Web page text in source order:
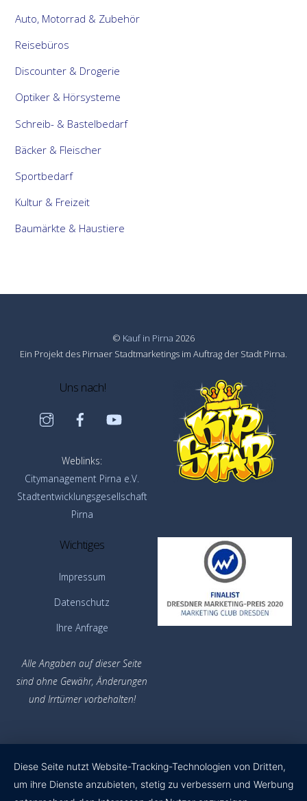
Auto, Motorrad & Zubehör
Reisebüros
Discounter & Drogerie
Optiker & Hörsysteme
Schreib- & Bastelbedarf
Bäcker & Fleischer
Sportbedarf
Kultur & Freizeit
Baumärkte & Haustiere
© Kauf in Pirna 2026
Ein Projekt des Pirnaer Stadtmarketings im Auftrag der Stadt Pirna.
Uns nach!
Instagram
Weblinks:
Citymanagement Pirna e.V.
Stadtentwicklungsgesellschaft
Pirna
Wichtiges
Impressum
Datenschutz
Ihre Anfrage
Alle Angaben auf dieser Seite
sind ohne Gewähr,Änderungen
und Irrtümer vorbehalten!
Diese Seite nutzt Website-Tracking-Technologien von Dritten,
um ihre Dienste anzubieten, stetig zu verbessern und Werbung